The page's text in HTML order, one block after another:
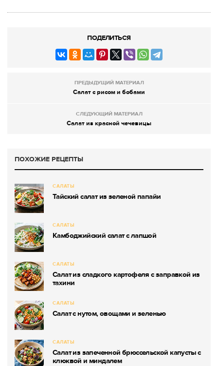
ПОДЕЛИТЬСЯ
ПРЕДЫДУЩИЙ МАТЕРИАЛ
Салат с рисом и бобами
СЛЕДУЮЩИЙ МАТЕРИАЛ
Салат из красной чечевицы
ПОХОЖИЕ РЕЦЕПТЫ
САЛАТЫ
Тайский салат из зеленой папайи
САЛАТЫ
Камбоджийский салат с лапшой
САЛАТЫ
Салат из сладкого картофеля с заправкой из
тахини
САЛАТЫ
Салат с нутом, овощами и зеленью
САЛАТЫ
Салат из запеченной брюссельской капусты с
клюквой и миндалем